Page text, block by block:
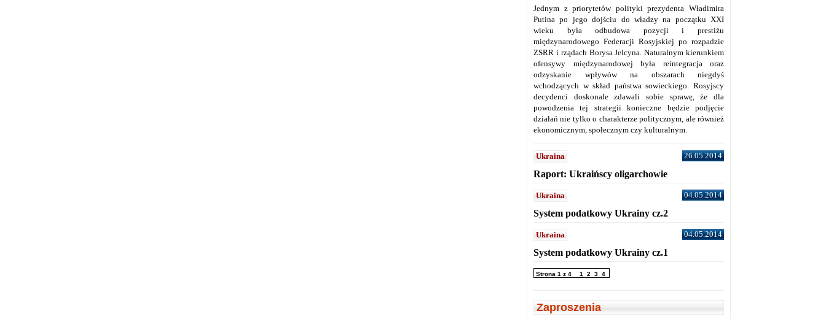
Jednym z priorytetów polityki prezydenta Władimira
Putina po jego dojściu do władzy na początku XXI
wieku była odbudowa pozycji i prestiżu
międzynarodowego Federacji Rosyjskiej po rozpadzie
ZSRR i rządach Borysa Jelcyna. Naturalnym kierunkiem
ofensywy międzynarodowej była reintegracja oraz
odzyskanie wpływów na obszarach niegdyś
wchodzących w skład państwa sowieckiego. Rosyjscy
decydenci doskonale zdawali sobie sprawę, że dla
powodzenia tej strategii konieczne będzie podjęcie
działań nie tylko o charakterze politycznym, ale również
ekonomicznym, społecznym czy kulturalnym.
Ukraina 26.05.2014
Raport: Ukraińscy oligarchowie
Ukraina 04.05.2014
System podatkowy Ukrainy cz.2
Ukraina 04.05.2014
System podatkowy Ukrainy cz.1
Strona 1 z 4 1 2 3 4
Zaproszenia